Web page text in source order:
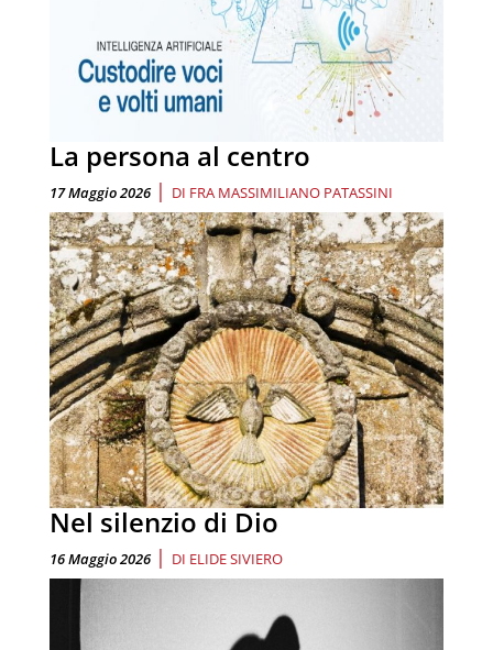
La persona al centro
17 Maggio 2026 | DI FRA MASSIMILIANO PATASSINI
Nel silenzio di Dio
16 Maggio 2026 | DI ELIDE SIVIERO